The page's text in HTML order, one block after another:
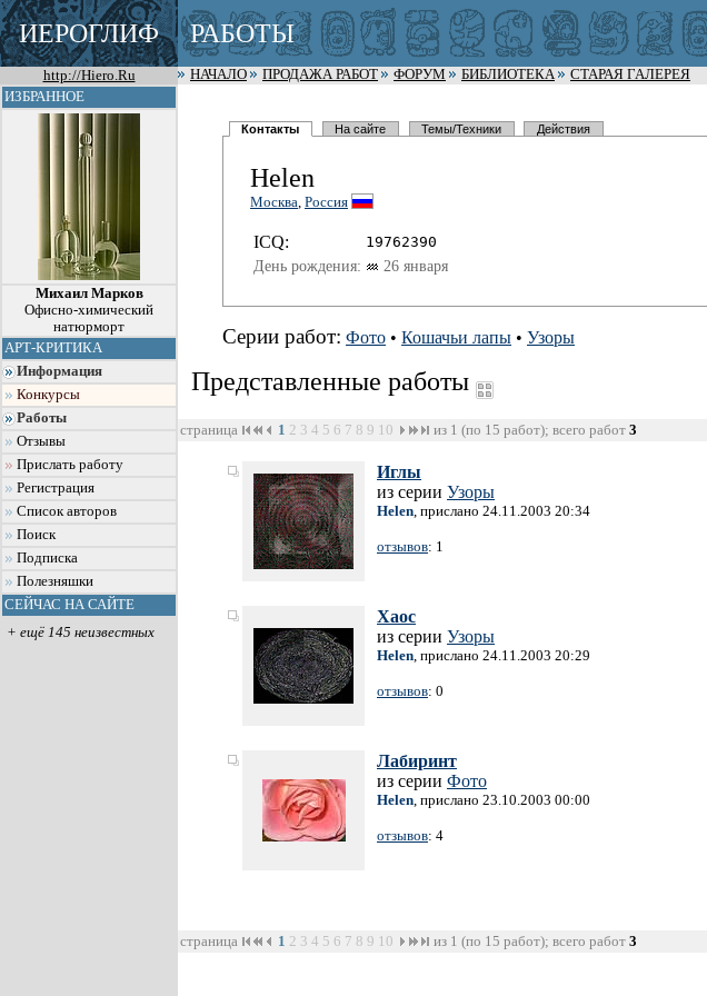
ИЕРОГЛИФ РАБОТЫ
http://Hiero.Ru НАЧАЛО ПРОДАЖА РАБОТ ФОРУМ БИБЛИОТЕКА
СТАРАЯ ГАЛЕРЕЯ
ИЗБРАННОЕ
Михаил Марков
Офисно-химический
натюрморт
АРТ-КРИТИКА
Информация
Конкурсы
Работы
Отзывы
Прислать работу
Регистрация
Список авторов
Поиск
Подписка
Полезняшки
СЕЙЧАС НА САЙТЕ
+ ещё 145 неизвестных
Контакты На сайте Темы/Техники Действия
Helen
Москва, Россия
ICQ: 19762390
День рождения: 26 января
Серии работ: Фото • Кошачьи лапы • Узоры
Представленные работы
страница 1 2 3 4 5 6 7 8 9 10 из 1 (по 15 работ); всего работ 3
Иглы
из серии Узоры
Helen, прислано 24.11.2003 20:34
отзывов: 1
Хаос
из серии Узоры
Helen, прислано 24.11.2003 20:29
отзывов: 0
Лабиринт
из серии Фото
Helen, прислано 23.10.2003 00:00
отзывов: 4
страница 1 2 3 4 5 6 7 8 9 10 из 1 (по 15 работ); всего работ 3